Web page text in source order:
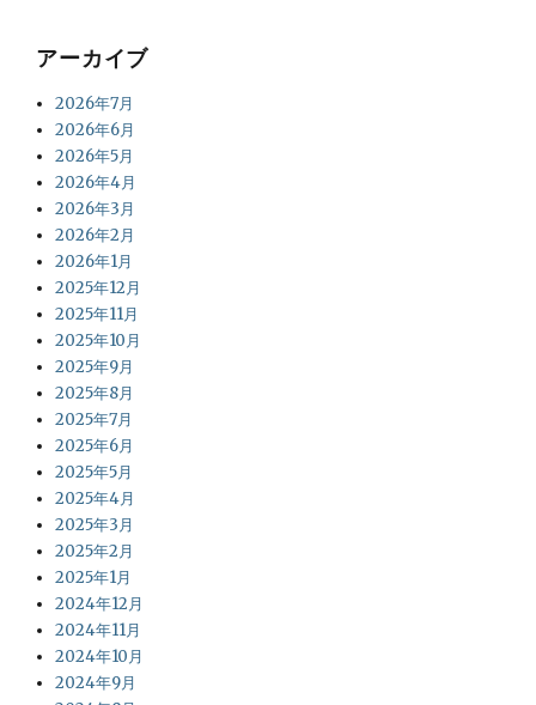
アーカイブ
2026年7月
2026年6月
2026年5月
2026年4月
2026年3月
2026年2月
2026年1月
2025年12月
2025年11月
2025年10月
2025年9月
2025年8月
2025年7月
2025年6月
2025年5月
2025年4月
2025年3月
2025年2月
2025年1月
2024年12月
2024年11月
2024年10月
2024年9月